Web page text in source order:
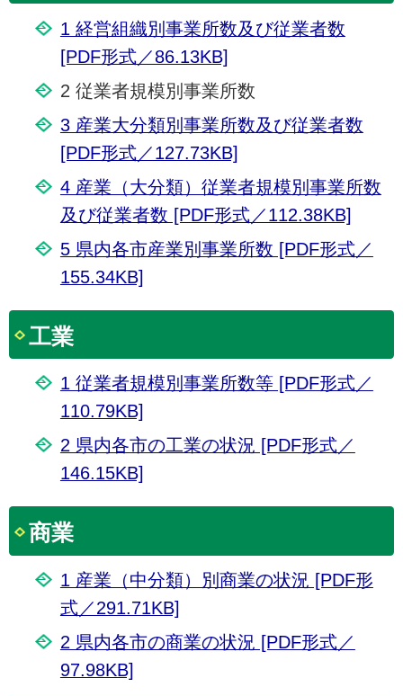
1 経営組織別事業所数及び従業者数
[PDF形式／86.13KB]
2 従業者規模別事業所数
3 産業大分類別事業所数及び従業者数
[PDF形式／127.73KB]
4 産業（大分類）従業者規模別事業所数
及び従業者数 [PDF形式／112.38KB]
5 県内各市産業別事業所数 [PDF形式／
155.34KB]
工業
1 従業者規模別事業所数等 [PDF形式／
110.79KB]
2 県内各市の工業の状況 [PDF形式／
146.15KB]
商業
1 産業（中分類）別商業の状況 [PDF形
式／291.71KB]
2 県内各市の商業の状況 [PDF形式／
97.98KB]